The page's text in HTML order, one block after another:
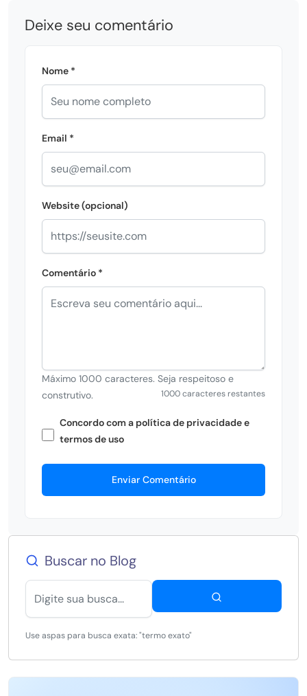
Deixe seu comentário
Nome *
Email *
Website (opcional)
Comentário *
Máximo 1000 caracteres. Seja respeitoso e
construtivo.
1000 caracteres restantes
Concordo com a política de privacidade e
termos de uso
Enviar Comentário
Buscar no Blog
Use aspas para busca exata: "termo exato"